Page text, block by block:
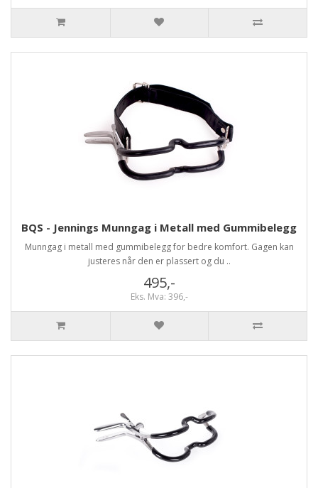
BQS - Jennings Munngag i Metall med Gummibelegg
Munngag i metall med gummibelegg for bedre komfort. Gagen kan
justeres når den er plassert og du ..
495,-
Eks. Mva: 396,-